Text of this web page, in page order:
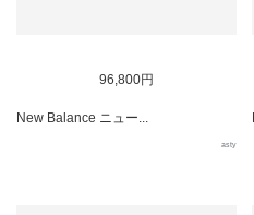
96,800円
New Balance ニュー...
asty